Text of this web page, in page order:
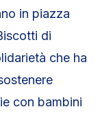
in piazza
di
che ha
con bambini